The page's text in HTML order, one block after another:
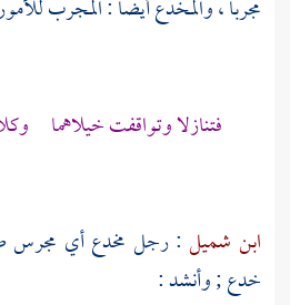
مجربا ، والمخدع أيضا : المجرب
فتنازلا وتواقفت خيلاهما
ابن شميل : رجل مخدع أي مجرس
خدع ; وأنشد :